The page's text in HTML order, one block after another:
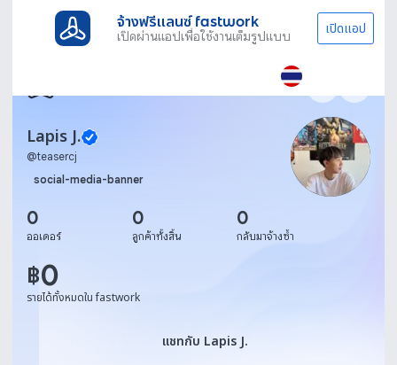
จ้างฟรีแลนซ์ fastwork
เปิดผ่านแอปเพื่อใช้งานเต็มรูปแบบ เปิดแอป
Lapis J.
@teasercj
social-media-banner
0
ออเดอร์
0
ลูกค้าทั้งสิ้น
0
กลับมาจ้างซ้ำ
฿0
รายได้ทั้งหมดใน fastwork
แชทกับ Lapis J.
แชทกับ Lapis J.